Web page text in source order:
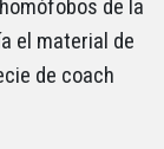
de la
el material de
de coach